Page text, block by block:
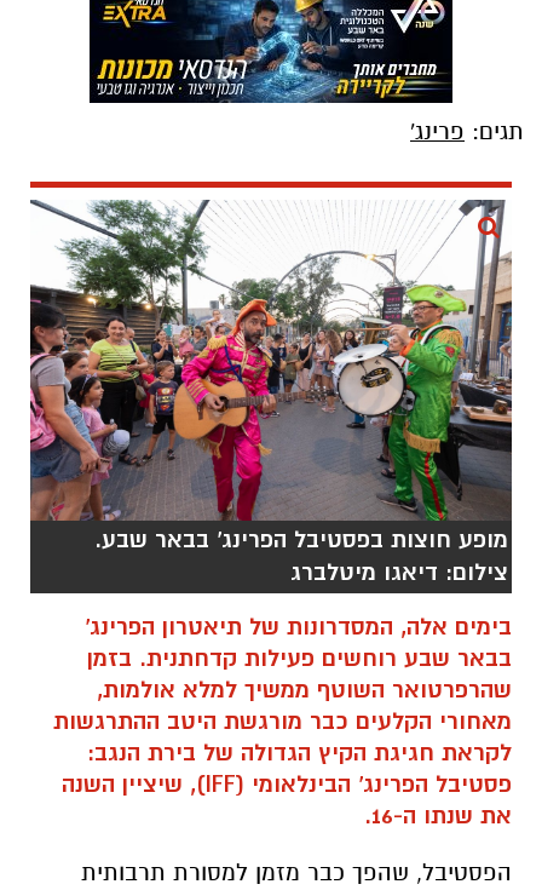
תגים: פרינג'
מופע חוצות בפסטיבל הפרינג' בבאר שבע.
צילום: דיאגו מיטלברג
בימים אלה, המסדרונות של תיאטרון הפרינג'
בבאר שבע רוחשים פעילות קדחתנית. בזמן
שהרפרטואר השוטף ממשיך למלא אולמות,
מאחורי הקלעים כבר מורגשת היטב ההתרגשות
לקראת חגיגת הקיץ הגדולה של בירת הנגב:
פסטיבל הפרינג' הבינלאומי (IFF), שיציין השנה
את שנתו ה-16.
הפסטיבל, שהפך כבר מזמן למסורת תרבותית